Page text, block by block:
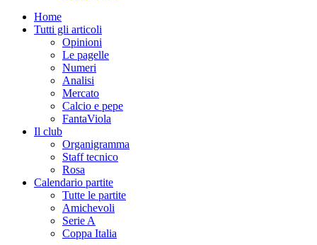
Home
Tutti gli articoli
Opinioni
Le pagelle
Numeri
Analisi
Mercato
Calcio e pepe
FantaViola
Il club
Organigramma
Staff tecnico
Rosa
Calendario partite
Tutte le partite
Amichevoli
Serie A
Coppa Italia